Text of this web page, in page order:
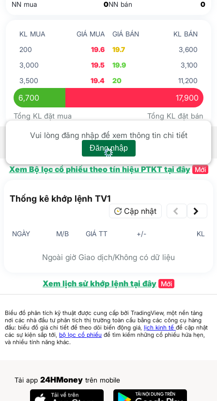
NN mua
0NN bán
0
KL MUA GIÁ MUA GIÁ BÁN
KL BÁN
200
19.6 19.7
3,600
3,000
19.5 19.9
3,100
3,500
19.4 20 11,200
6,700 17,900
Tổng KL đặt mua Tổng KL đặt bán
Tín hiệu kỹ thuật Xem tất cả
Vui lòng đăng nhập để xem thông tin chi tiết
Đăng nhập
Xem Bộ lọc cổ phiếu theo tín hiệu PTKT tại đây Mới
Thống kê khớp lệnh TV1
Cập nhật
NGÀY M/B GIÁ TT +/- KL
Ngoài giờ Giao dịch/Không có dữ liệu
Xem lịch sử khớp lệnh tại đây Mới
Biểu đồ phân tích kỹ thuật được cung cấp bởi TradingView, một nền tảng
nơi các nhà đầu tư phân tích thị trường toàn cầu bằng các công cụ hàng
đầu: biểu đồ giá chi tiết để theo dõi biến động giá, lịch kinh tế để cập nhật
các sự kiện sắp tới, bộ lọc cổ phiếu để tìm kiếm những cổ phiếu hứa hẹn,
và nhiều tính năng khác.
Tải app 24HMoney trên mobile